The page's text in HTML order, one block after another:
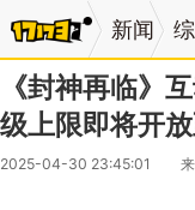
新闻
《封神再临》
级上限即将开
2025-04-30 23:45:01